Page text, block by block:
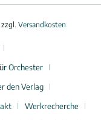
Versandkosten
Orchester
den Verlag
Werkrecherche